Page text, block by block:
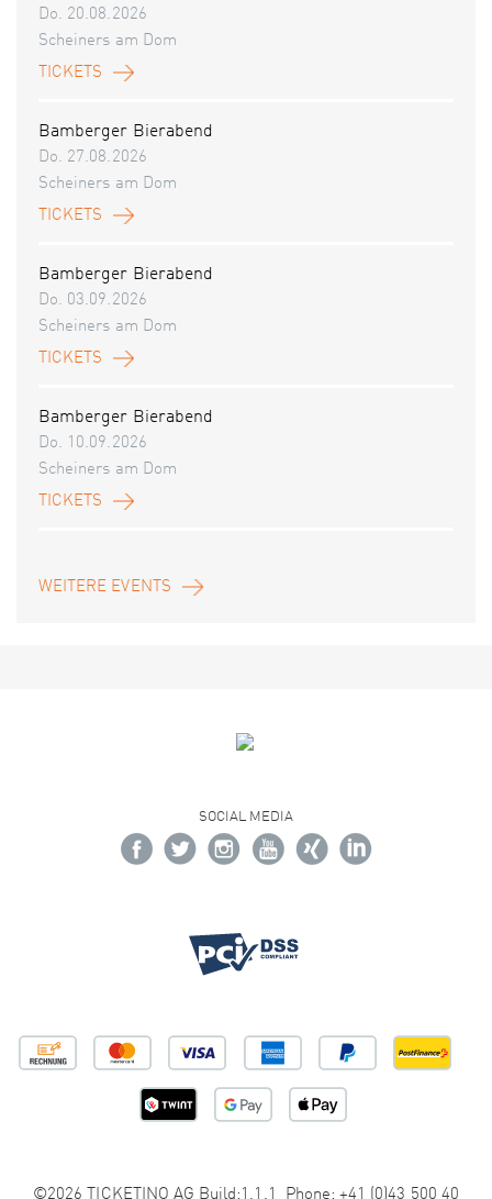
Do. 20.08.2026
Scheiners am Dom
TICKETS
Bamberger Bierabend
Do. 27.08.2026
Scheiners am Dom
TICKETS
Bamberger Bierabend
Do. 03.09.2026
Scheiners am Dom
TICKETS
Bamberger Bierabend
Do. 10.09.2026
Scheiners am Dom
TICKETS
WEITERE EVENTS
SOCIAL MEDIA
©2026 TICKETINO AG Build:1.1.1 Phone: +41 (0)43 500 40